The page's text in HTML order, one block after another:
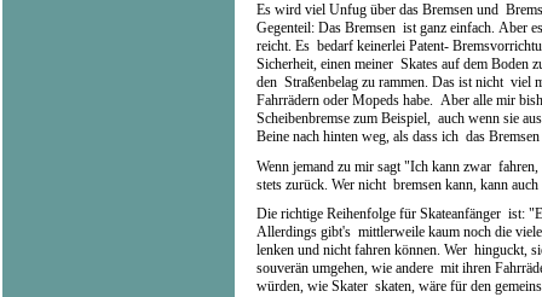
Es wird viel Unfug über das Bremsen und
Gegenteil: Das Bremsen ist ganz einfach. Aber
reicht. Es bedarf keinerlei Patent-
Sicherheit, einen meiner Skates auf dem Boden
den Straßenbelag zu rammen. Das ist nicht
Fahrrädern oder Mopeds habe. Aber alle mir
Scheibenbremse zum Beispiel, auch wenn sie
Beine nach hinten weg, als dass ich das Bremsen
Wenn jemand zu mir sagt "Ich kann zwar
stets zurück. Wer nicht bremsen kann, kann
Die richtige Reihenfolge für Skateanfänger ist:
Allerdings gibt's mittlerweile kaum noch die
lenken und nicht fahren können. Wer hinguckt,
souverän umgehen, wie andere mit ihren
würden, wie Skater skaten, wäre für den